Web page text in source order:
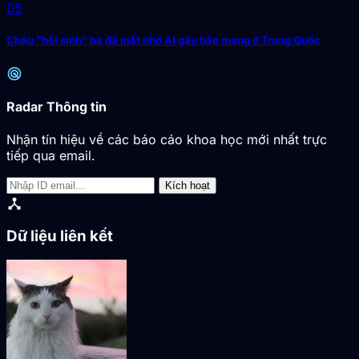
05
Cháu "hồi sinh" bà đã mất nhờ AI gây bão mạng ở Trung Quốc
radar
Radar Thông tin
Nhận tín hiệu về các báo cáo khoa học mới nhất trực
tiếp qua email.
Kích hoạt
device_hub
Dữ liệu liên kết